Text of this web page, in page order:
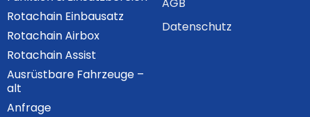
Rotachain Einbausatz
Rotachain Airbox
Rotachain Assist
Ausrüstbare Fahrzeuge –
alt
Anfrage
AGB
Datenschutz